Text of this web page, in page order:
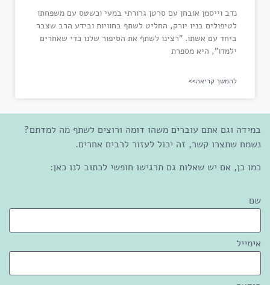
נדב וייסמן אובחן עם סרטן גרורתי במעי וכשטס עם משפחתו
לטיפולים בניו יורק, החליט לשתף בחוויות ובידע הרב שצבר
ביחד עם אשתו. "רצינו לשתף את הסיפור שלנו כדי שאחרים
ילמדו", היא מספרת
להמשך קריאה>>
במידה וגם אתם עוברים משהו דומה ורוצים לשתף מה למדתם?
נשמח שתצרו קשר, זה יכול לעזור לרבים אחרים.
כמו כן, אם יש שאלות גם תרגישו חופשי לכתוב לנו כאן:
שם
אימייל